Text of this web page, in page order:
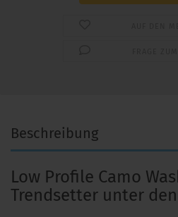
Beschreibung
Low Profile Camo
Trendsetter unter den